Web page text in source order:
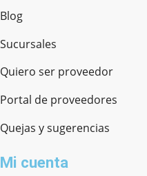
Blog
Sucursales
Quiero ser proveedor
Portal de proveedores
Quejas y sugerencias
Mi cuenta